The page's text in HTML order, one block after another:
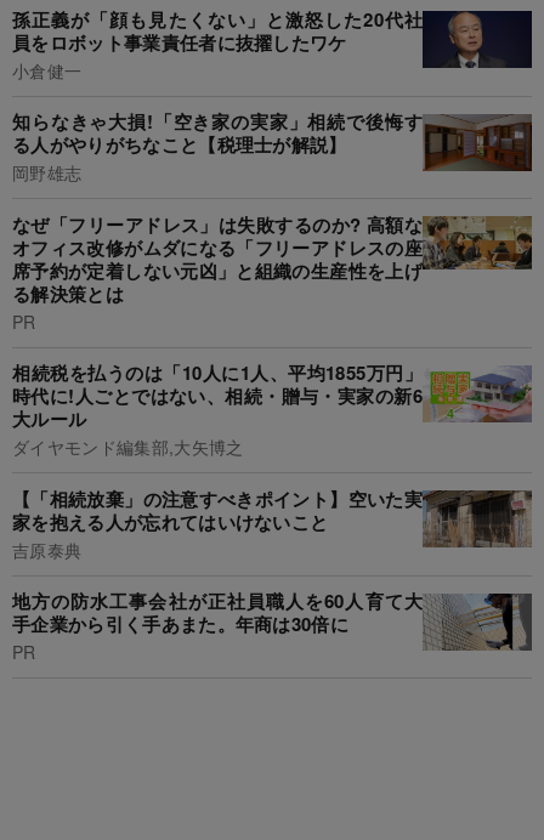
孫正義が「顔も見たくない」と激怒した20代社
員をロボット事業責任者に抜擢したワケ
小倉健一
知らなきゃ大損!「空き家の実家」相続で後悔す
る人がやりがちなこと【税理士が解説】
岡野雄志
なぜ「フリーアドレス」は失敗するのか? 高額な
オフィス改修がムダになる「フリーアドレスの座
席予約が定着しない元凶」と組織の生産性を上げ
る解決策とは
PR
相続税を払うのは「10人に1人、平均1855万円」
時代に!人ごとではない、相続・贈与・実家の新6
大ルール
ダイヤモンド編集部,大矢博之
【「相続放棄」の注意すべきポイント】空いた実
家を抱える人が忘れてはいけないこと
吉原泰典
地方の防水工事会社が正社員職人を60人育て大
手企業から引く手あまた。年商は30倍に
PR